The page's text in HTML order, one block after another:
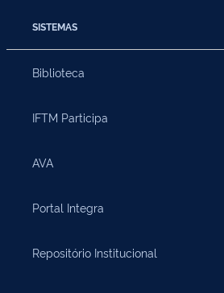
SISTEMAS
Biblioteca
IFTM Participa
AVA
Portal Integra
Repositório Institucional